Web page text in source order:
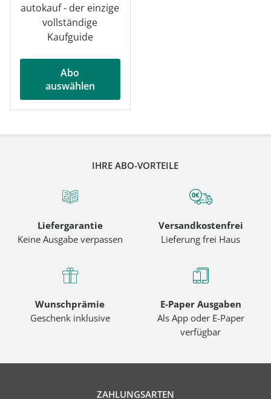
autokauf - der einzige
vollständige
Kaufguide
Abo
auswählen
IHRE ABO-VORTEILE
Liefergarantie
Keine Ausgabe verpassen
Versandkostenfrei
Lieferung frei Haus
Wunschprämie
Geschenk inklusive
E-Paper Ausgaben
Als App oder E-Paper
verfügbar
ZAHLUNGSARTEN